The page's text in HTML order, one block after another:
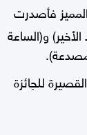
المميز فأصدرت
و(الساعة
للجائزة